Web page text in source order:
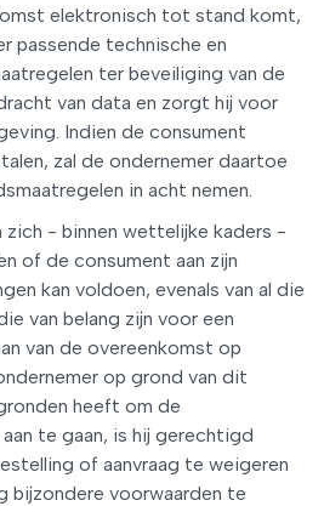
elektronisch tot stand komt,
passende technische en
ter beveiliging van de
van data en zorgt hij voor
Indien de consument
zal de ondernemer daartoe
in acht nemen.
zich - binnen wettelijke kaders -
of de consument aan zijn
kan voldoen, evenals van al die
van belang zijn voor een
van de overeenkomst op
op grond van dit
heeft om de
te gaan, is hij gerechtigd
of aanvraag te weigeren
bijzondere voorwaarden te